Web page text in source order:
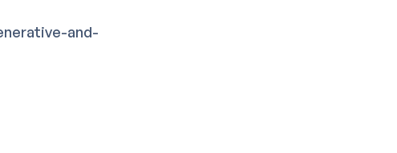
and-